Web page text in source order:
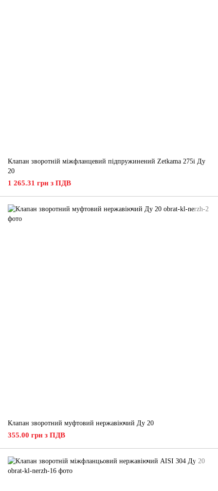
Клапан зворотній міжфланцевий підпружинений Zetkama 275i Ду
20
1 265.31 грн з ПДВ
Клапан зворотний муфтовий нержавіючий Ду 20
355.00 грн з ПДВ